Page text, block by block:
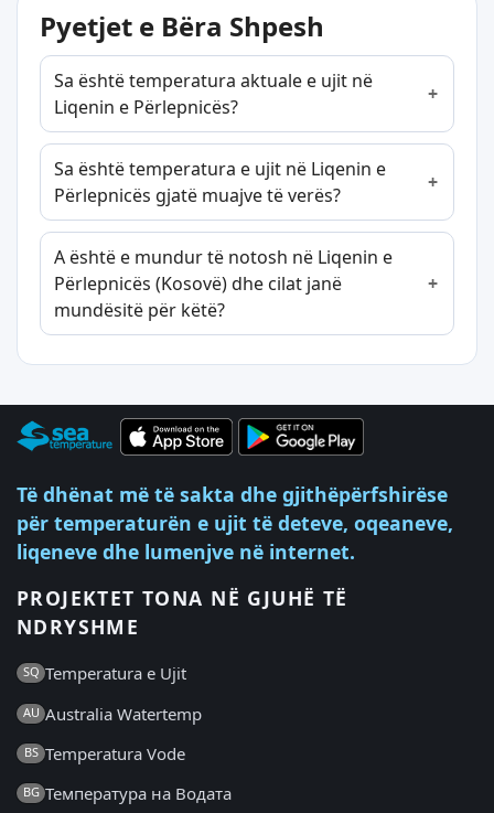
Pyetjet e Bëra Shpesh
Sa është temperatura aktuale e ujit në
Liqenin e Përlepnicës?
Sa është temperatura e ujit në Liqenin e
Përlepnicës gjatë muajve të verës?
A është e mundur të notosh në Liqenin e
Përlepnicës (Kosovë) dhe cilat janë
mundësitë për këtë?
Të dhënat më të sakta dhe gjithëpërfshirëse
për temperaturën e ujit të deteve, oqeaneve,
liqeneve dhe lumenjve në internet.
PROJEKTET TONA NË GJUHË TË
NDRYSHME
SQ Temperatura e Ujit
AU Australia Watertemp
BS Temperatura Vode
BG Температура на Водата